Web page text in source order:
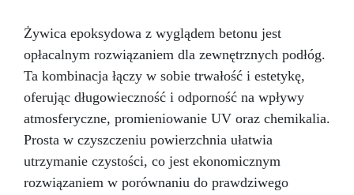
żywic poliuretanowych Resin Pro.
Żywica epoksydowa z wyglądem betonu jest
opłacalnym rozwiązaniem dla zewnętrznych podłóg.
Ta kombinacja łączy w sobie trwałość i estetykę,
oferując długowieczność i odporność na wpływy
atmosferyczne, promieniowanie UV oraz chemikalia.
Prosta w czyszczeniu powierzchnia ułatwia
utrzymanie czystości, co jest ekonomicznym
rozwiązaniem w porównaniu do prawdziwego